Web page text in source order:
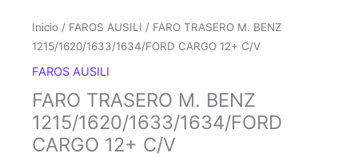
Inicio / FAROS AUSILI / FARO TRASERO M. BENZ
1215/1620/1633/1634/FORD CARGO 12+ C/V
FAROS AUSILI
FARO TRASERO M. BENZ
1215/1620/1633/1634/FORD
CARGO 12+ C/V